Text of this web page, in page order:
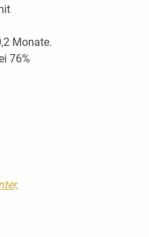
Monate.
76%